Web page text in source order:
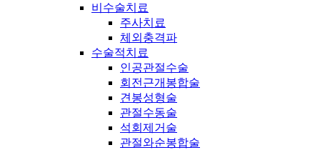
비수술치료
주사치료
체외충격파
수술적치료
인공관절수술
회전근개봉합술
견봉성형술
관절수동술
석회제거술
관절와순봉합술